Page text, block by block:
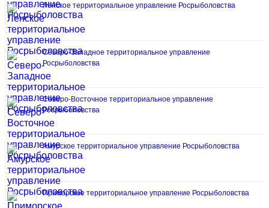
Ленское территориальное управление Росрыболовства
Северо-Западное территориальное управление
Росрыболовства
Северо-Восточное территориальное управление
Росрыболовства
Амурское территориальное управление Росрыболовства
Приморское территориальное управление Росрыболовства